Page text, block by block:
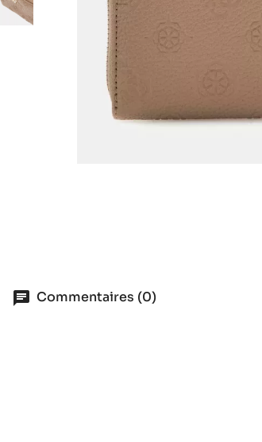
Commentaires (0)